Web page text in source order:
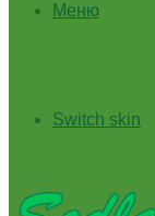
Меню
Switch skin